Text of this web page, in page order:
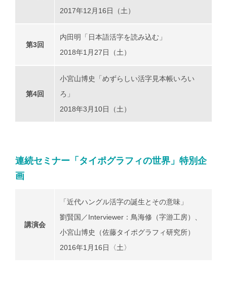
2017年12月16日（土）
第3回
内田明「日本語活字を読み込む」
2018年1月27日（土）
第4回
小宮山博史「めずらしい活字見本帳いろい
ろ」
2018年3月10日（土）
連続セミナー「タイポグラフィの世界」特別企
画
講演会
「近代ハングル活字の誕生とその意味」
劉賢国／Interviewer：鳥海修（字游工房）、
小宮山博史（佐藤タイポグラフィ研究所）
2016年1月16日〈土〉